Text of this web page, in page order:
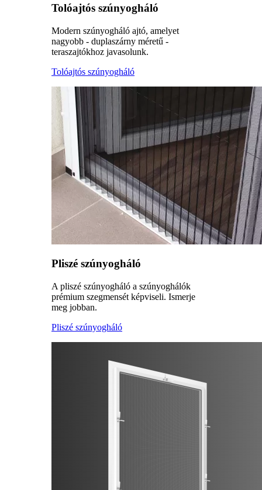
Tolóajtós szúnyogháló
Modern szúnyogháló ajtó, amelyet
nagyobb - duplaszárny méretű -
teraszajtókhoz javasolunk.
Tolóajtós szúnyogháló
Pliszé szúnyogháló
A pliszé szúnyogháló a szúnyoghálók
prémium szegmensét képviseli. Ismerje
meg jobban.
Pliszé szúnyogháló